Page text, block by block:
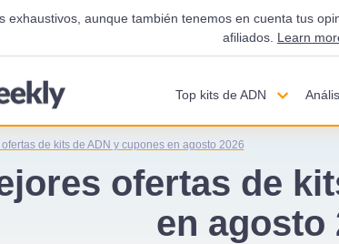
exhaustivos, aunque también tenemos en cuenta tus
afiliados. Learn
Top kits de ADN
de kits de ADN y cupones en agosto 2026
ofertas de
en agosto